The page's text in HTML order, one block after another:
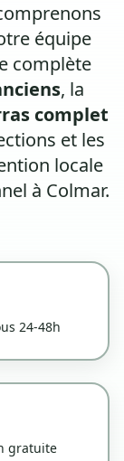
équipe
complète
, la
complet
et les
locale
à Colmar.
24-48h
gratuite